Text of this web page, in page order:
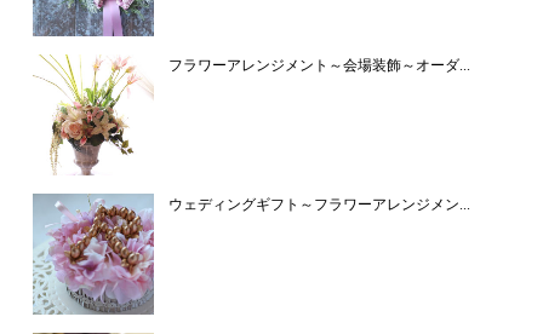
フラワーアレンジメント～会場装飾～オーダ...
ウェディングギフト～フラワーアレンジメン...